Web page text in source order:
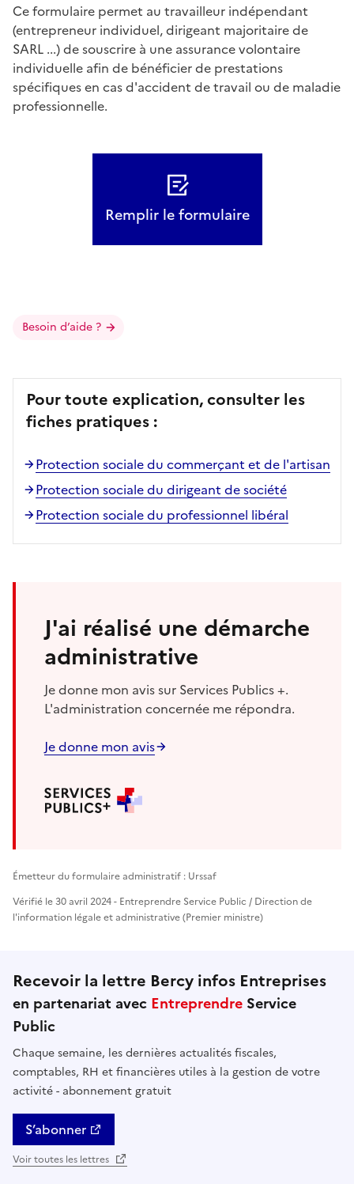
Ce formulaire permet au travailleur indépendant
(entrepreneur individuel, dirigeant majoritaire de
SARL ...) de souscrire à une assurance volontaire
individuelle afin de bénéficier de prestations
spécifiques en cas d'accident de travail ou de maladie
professionnelle.
Remplir le formulaire
Besoin d’aide ?
Pour toute explication, consulter les
fiches pratiques :
Protection sociale du commerçant et de l'artisan
Protection sociale du dirigeant de société
Protection sociale du professionnel libéral
J'ai réalisé une démarche
administrative
Je donne mon avis sur Services Publics +.
L'administration concernée me répondra.
Je donne mon avis
Émetteur du formulaire administratif : Urssaf
Vérifié le 30 avril 2024 - Entreprendre Service Public / Direction de
l'information légale et administrative (Premier ministre)
Recevoir la lettre Bercy infos Entreprises
en partenariat avec Entreprendre Service
Public
Chaque semaine, les dernières actualités fiscales,
comptables, RH et financières utiles à la gestion de votre
activité - abonnement gratuit
S’abonner
Voir toutes les lettres